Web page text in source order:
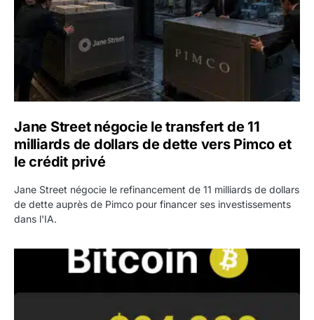
Jane Street négocie le transfert de 11
milliards de dollars de dette vers Pimco et
le crédit privé
Jane Street négocie le refinancement de 11 milliards de dollars
de dette auprès de Pimco pour financer ses investissements
dans l'IA.
Bitcoin stagne à 64 000 dollars pendant que les